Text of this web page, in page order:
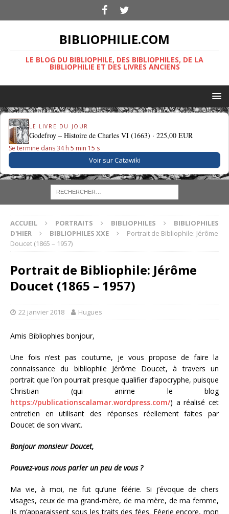
BIBLIOPHILIE.COM
LE BLOG DU BIBLIOPHILE, DES BIBLIOPHILES, DE LA
BIBLIOPHILIE ET DES LIVRES ANCIENS
LE LIVRE DU JOUR
Godefroy – Histoire de Charles VI (1663) ·225,00 EUR
Se termine dans 34 h 5 min 15 s
Voir sur Catawiki
ACCUEIL PORTRAITS BIBLIOPHILES
BIBLIOPHILES
D'HIER
BIBLIOPHILES XXE
Portrait de Bibliophile: Jérôme
Doucet (1865 – 1957)
Portrait de Bibliophile: Jérôme
Doucet (1865 – 1957)
22 janvier 2018 Hugues
Amis Bibliophies bonjour,
Une fois n’est pas coutume, je vous propose de faire la
connaissance du bibliophile Jérôme Doucet, à travers un
portrait que l’on pourrait presque qualifier d’apocryphe, puisque
Christian (qui anime le blog
https://publicationscalamar.wordpress.com/) a réalisé cet
entretien en utilisant des réponses réellement faites par
Doucet de son vivant.
Bonjour monsieur Doucet,
Pouvez-vous nous parler un peu de vous ?
Ma vie, à moi, ne fut qu’une féérie. Si j’évoque de chers
visages, ceux de ma grand-mère, de ma mère, de ma femme,
ils m’apparaissent sous les traits des fées. Féerie encore, mon